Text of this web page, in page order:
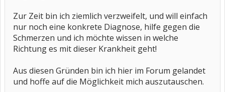
Zur Zeit bin ich ziemlich verzweifelt, und will einfach
nur noch eine konkrete Diagnose, hilfe gegen die
Schmerzen und ich möchte wissen in welche
Richtung es mit dieser Krankheit geht!
Aus diesen Gründen bin ich hier im Forum gelandet
und hoffe auf die Möglichkeit mich auszutauschen.